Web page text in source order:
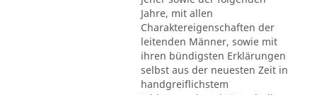
Jahre, mit allen
Charaktereigenschaften der
leitenden Männer, sowie mit
ihren bündigsten Erklärungen
selbst aus der neuesten Zeit in
handgreiflichstem